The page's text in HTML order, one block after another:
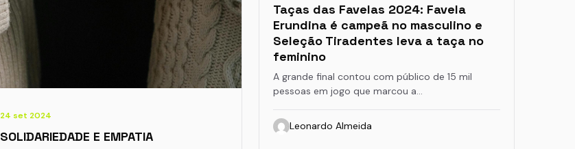
24 set 2024
SOLIDARIEDADE E EMPATIA
Taças das Favelas 2024: Favela
Erundina é campeã no masculino e
Seleção Tiradentes leva a taça no
feminino
A grande final contou com público de 15 mil
pessoas em jogo que marcou a…
Leonardo Almeida